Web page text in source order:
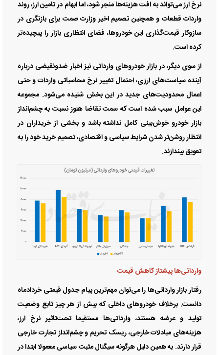
نرخ ارز می‌تواند به افت هزینه‌ها منجر شود، اما ابهام در تامین ارز، روند
واردات قطعات و همچنین تصمیم اخیر وزارت صمت برای بازنگری در
سازوکار قیمت‌گذاری این خودروها، فضای انتظاری بازار را پیچیده‌تر
کرده است.
از سوی دیگر، در بازار خودرو‌های وارداتی نیز اخبار ضدونقیضی درباره
آینده سیاست‌های ارزی، احتمال تغییر نرخ محاسباتی واردات و حتی
اعمال محدودیت‌های جدید در این بخش شنیده می‌شود. مجموعه
این عوامل سبب شده است که سمت تقاضا هنوز نسبت به چشم‌انداز
بازار خودرو خوش‌بینی کامل نداشته باشد و بخشی از خریداران در
انتظار روشن‌تر شدن شرایط سیاسی و اقتصادی، تصمیم خرید خود را به
تعویق بیندازند.
وارداتی‌ها پیشتاز کاهش قیمت
رفتار بازار وارداتی‌ها را می‌توان مهم‌ترین پیام جدول قیمتی خردادماه
دانست. برخلاف خودرو‌های داخلی که بیش از هر چیز تابع وضعیت
تولید و عرضه هستند، وارداتی‌ها مستقیما تحت‌تاثیر نرخ ارز،
هزینه‌های مبادلات خارجی، ریسک تحریم و چشم‌انداز تجارت خارجی
قرار دارند. به همین دلیل هرگونه سیگنال مثبت سیاسی معمولا ابتدا در